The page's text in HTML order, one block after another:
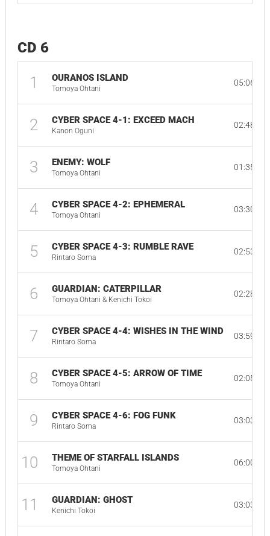
CD 6
1 OURANOS ISLAND
Tomoya Ohtani
05:06
2 CYBER SPACE 4-1: EXCEED MACH
Kanon Oguni
02:48
3 ENEMY: WOLF
Tomoya Ohtani
01:35
4 CYBER SPACE 4-2: EPHEMERAL
Tomoya Ohtani
03:30
5 CYBER SPACE 4-3: RUMBLE RAVE
Rintaro Soma
02:53
6 GUARDIAN: CATERPILLAR
Tomoya Ohtani & Kenichi Tokoi
02:28
7 CYBER SPACE 4-4: WISHES IN THE WIND
Rintaro Soma
03:59
8 CYBER SPACE 4-5: ARROW OF TIME
Tomoya Ohtani
02:05
9 CYBER SPACE 4-6: FOG FUNK
Rintaro Soma
03:03
10 THEME OF STARFALL ISLANDS
Tomoya Ohtani
06:00
11 GUARDIAN: GHOST
Kenichi Tokoi
03:03